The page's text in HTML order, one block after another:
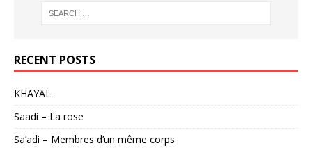
RECENT POSTS
KHAYAL
Saadi – La rose
Sa’adi – Membres d’un même corps